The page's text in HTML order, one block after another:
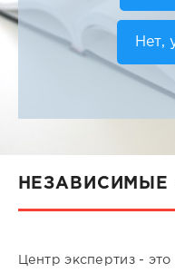
Нет,
НЕЗАВИСИМЫЕ
Центр экспертиз -